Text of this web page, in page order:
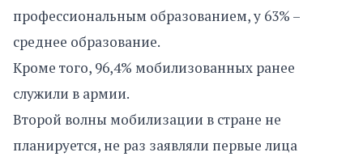
профессиональным образованием, у 63% –
среднее образование.
Кроме того, 96,4% мобилизованных ранее
служили в армии.
Второй волны мобилизации в стране не
планируется, не раз заявляли первые лица